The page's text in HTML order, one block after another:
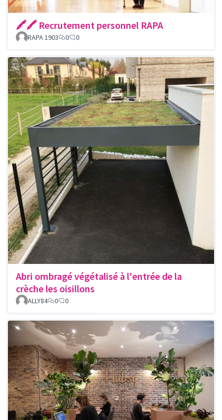
🖍🖍 Recrutement personnel RAPA
RAPA 1903 0 0
Abri ombragé végétalisé à l'entrée de la
crèche les oisillons
ALLY84 0 0